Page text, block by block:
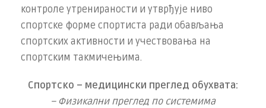
контроле утренираности и утврђује ниво
спортске форме спортиста ради обављања
спортских активности и учествовања на
спортским такмичењима.
Спортско – медицински преглед обухвата:
– Физикални преглед по системима